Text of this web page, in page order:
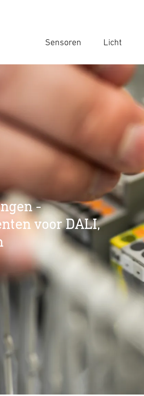
Sensoren Licht
-
voor DALI,